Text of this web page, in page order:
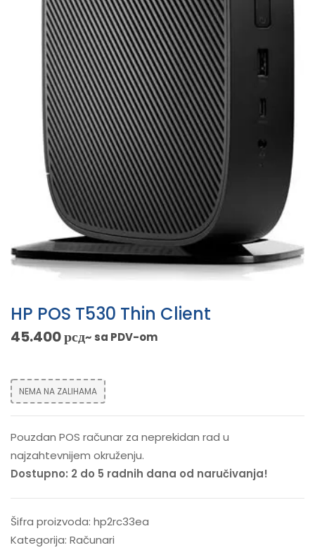
HP POS T530 Thin Client
45.400рсд~ sa PDV-om
NEMA NA ZALIHAMA
Pouzdan POS računar za neprekidan rad u
najzahtevnijem okruženju.
Dostupno: 2 do 5 radnih dana od naručivanja!
Šifra proizvoda: hp2rc33ea
Kategorija: Računari